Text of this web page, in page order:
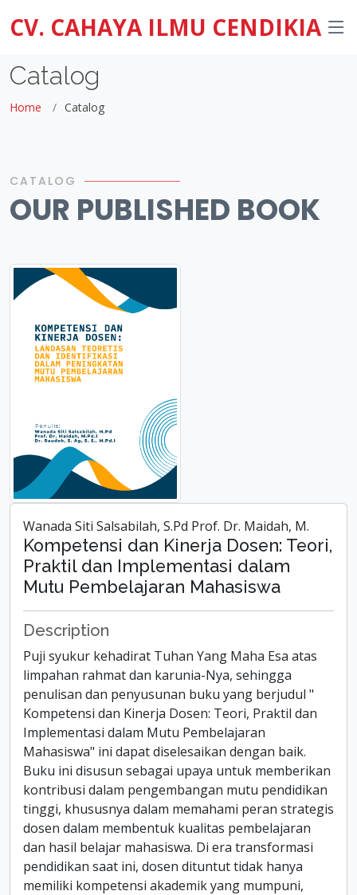
CV. CAHAYA ILMU CENDIKIA
Catalog
Home Catalog
CATALOG
OUR PUBLISHED BOOK
Wanada Siti Salsabilah, S.Pd Prof. Dr. Maidah, M.
Kompetensi dan Kinerja Dosen: Teori,
Praktil dan Implementasi dalam
Mutu Pembelajaran Mahasiswa
Description
Puji syukur kehadirat Tuhan Yang Maha Esa atas
limpahan rahmat dan karunia-Nya, sehingga
penulisan dan penyusunan buku yang berjudul "
Kompetensi dan Kinerja Dosen: Teori, Praktil dan
Implementasi dalam Mutu Pembelajaran
Mahasiswa" ini dapat diselesaikan dengan baik.
Buku ini disusun sebagai upaya untuk memberikan
kontribusi dalam pengembangan mutu pendidikan
tinggi, khususnya dalam memahami peran strategis
dosen dalam membentuk kualitas pembelajaran
dan hasil belajar mahasiswa. Di era transformasi
pendidikan saat ini, dosen dituntut tidak hanya
memiliki kompetensi akademik yang mumpuni,